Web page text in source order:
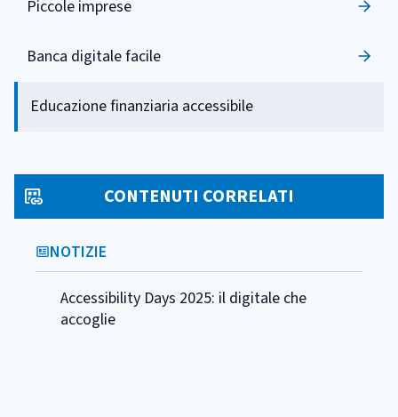
Piccole imprese
Banca digitale facile
Educazione finanziaria accessibile
CONTENUTI CORRELATI
NOTIZIE
Accessibility Days 2025: il digitale che
accoglie